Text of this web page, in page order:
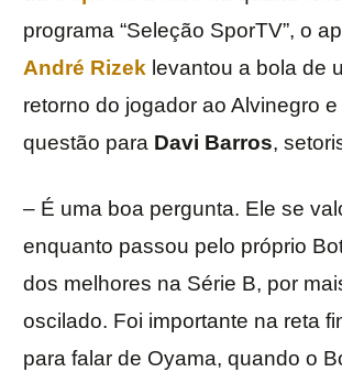
programa “Seleção SporTV”, o
André Rizek levantou a bola de
retorno do jogador ao Alvinegro
questão para Davi Barros,
– É uma boa pergunta. Ele se
enquanto passou pelo próprio
dos melhores na Série B, por
oscilado. Foi importante na reta
para falar de Oyama, quando o